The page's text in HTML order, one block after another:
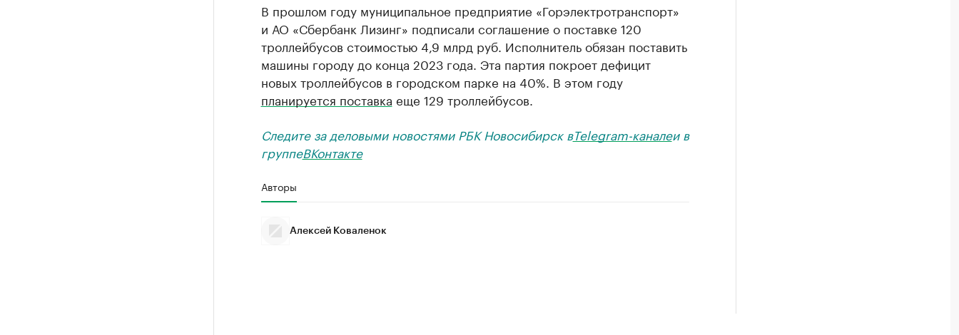
В прошлом году муниципальное предприятие «Горэлектротранспорт»
и АО «Сбербанк Лизинг» подписали соглашение о поставке 120
троллейбусов стоимостью 4,9 млрд руб. Исполнитель обязан поставить
машины городу до конца 2023 года. Эта партия покроет дефицит
новых троллейбусов в городском парке на 40%. В этом году
планируется поставка еще 129 троллейбусов.
Следите за деловыми новостями РБК Новосибирск вTelegram-каналеи в
группеВКонтакте
Авторы
Алексей Коваленок